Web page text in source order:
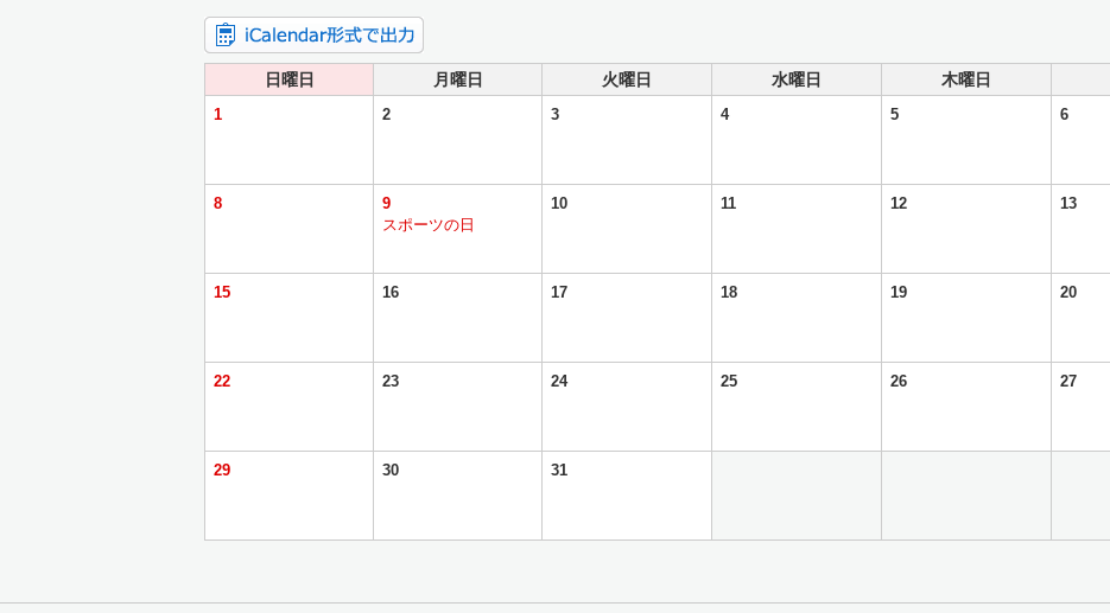
日曜日 月曜日 火曜日 水曜日 木曜日
1 2 3 4 5 6
8
9
スポーツの日
10 11 12 13
15 16 17 18 19 20
22 23 24 25 26 27
29 30 31